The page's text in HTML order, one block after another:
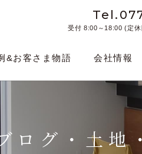
受付 8:00～18:00 (定
&お客さま物語 会社情報
ログ・ 土地